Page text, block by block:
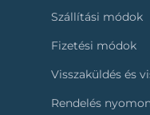
Szállítási módok
Fizetési módok
Visszaküldés és
Rendelés